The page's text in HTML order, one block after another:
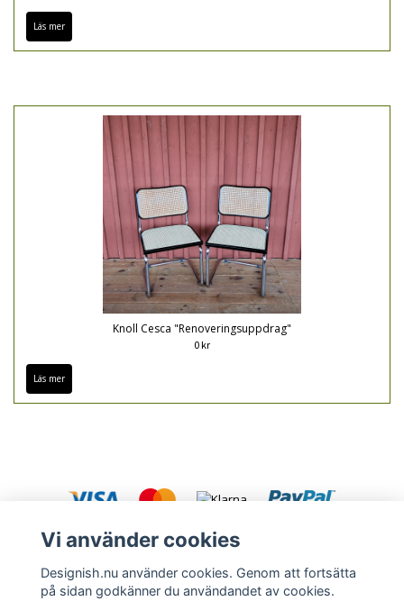
Läs mer
Knoll Cesca "Renoveringsuppdrag"
0 kr
Läs mer
Vi använder cookies
Designish.nu använder cookies. Genom att fortsätta
på sidan godkänner du användandet av cookies.